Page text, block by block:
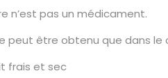
n’est pas un médicament.
peut être obtenu que dans
frais et sec